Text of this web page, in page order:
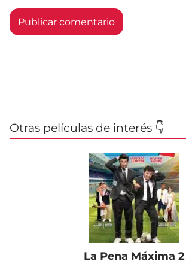
Otras películas de interés 👇
La Pena Máxima 2